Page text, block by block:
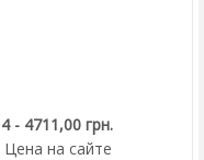
- 4711,00 грн.
на сайте